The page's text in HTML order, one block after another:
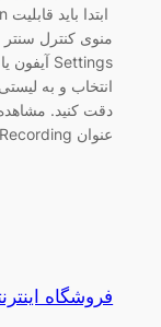
دقت کنید.
عنوان Screen Recording…
فروشگاه